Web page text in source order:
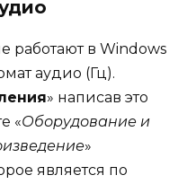
работают в Windows
аудио (Гц).
» написав это
«Оборудование и
»
является по